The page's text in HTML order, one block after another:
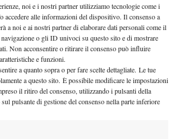
noi e i nostri partner utilizziamo tecnologie come i
accedere alle informazioni del dispositivo. Il consenso a
a noi e ai nostri partner di elaborare dati personali come il
o gli ID univoci su questo sito e di mostrare
Non acconsentire o ritirare il consenso può influire
e funzioni.
a quanto sopra o per fare scelte dettagliate. Le tue
a questo sito. È possibile modificare le impostazioni
il ritiro del consenso, utilizzando i pulsanti della
pulsante di gestione del consenso nella parte inferiore
coi bambini e anche con quelli più grandi,
e girerei anche il circuito come coach
Per una donna forse è più difficile
è ancora un po’ maschilista, però la
la coach di Murray per 2 anni ha dato
le convenzioni.
in carriera?
entri nelle 100 è difficile guadagnare.